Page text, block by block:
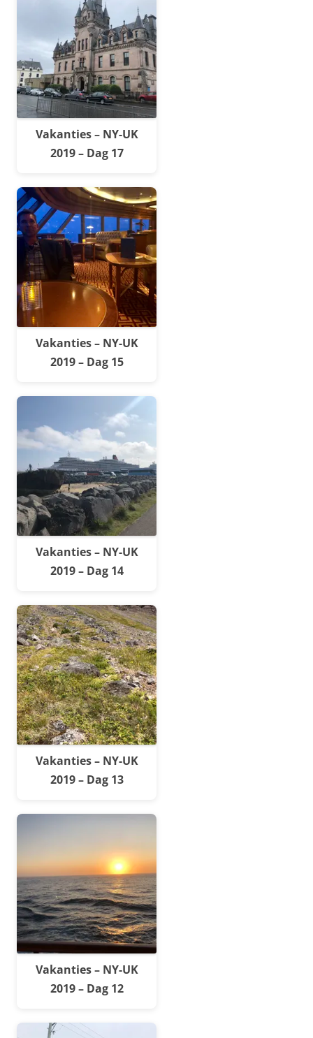
Vakanties – NY-UK
2019 – Dag 17
Vakanties – NY-UK
2019 – Dag 15
Vakanties – NY-UK
2019 – Dag 14
Vakanties – NY-UK
2019 – Dag 13
Vakanties – NY-UK
2019 – Dag 12